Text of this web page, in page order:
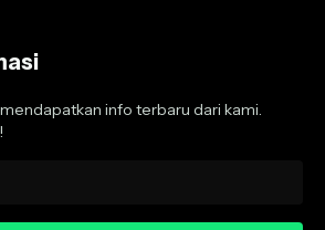
info terbaru dari kami.